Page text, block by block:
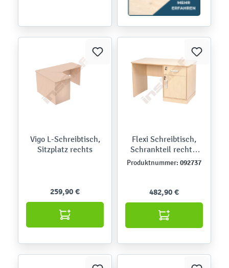
Vigo L-Schreibtisch,
Sitzplatz rechts
259,90 €
Flexi Schreibtisch,
Schrankteil rechts,
Birke
Produktnummer: 092737
482,90 €